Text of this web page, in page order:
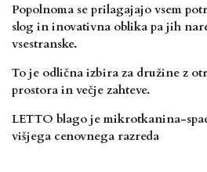
Popolnoma se prilagajajo vsem
slog in inovativna oblika pa jih
vsestranske.
To je odlična izbira za družine z
prostora invečje zahteve.
LETTO blago je mikrotkanina-
višjega cenovnega razreda